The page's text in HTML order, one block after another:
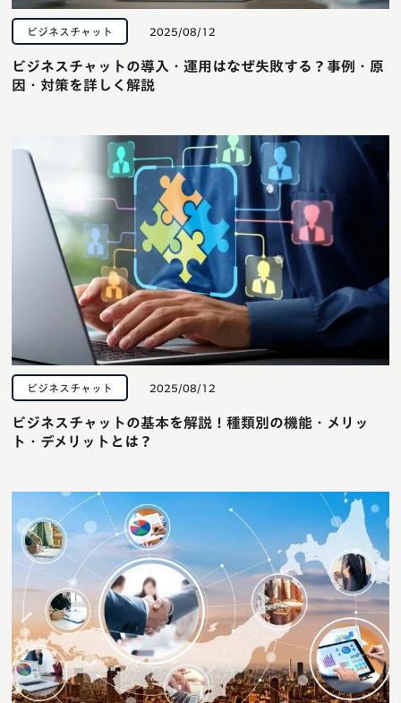
ビジネスチャット 2025/08/12
ビジネスチャットの導入・運用はなぜ失敗する？事例・原
因・対策を詳しく解説
ビジネスチャット 2025/08/12
ビジネスチャットの基本を解説！種類別の機能・メリッ
ト・デメリットとは？